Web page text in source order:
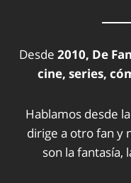
Desde 2010, De
cine, series,
Hablamos desde
dirige a otro fan y
son la fantasía,